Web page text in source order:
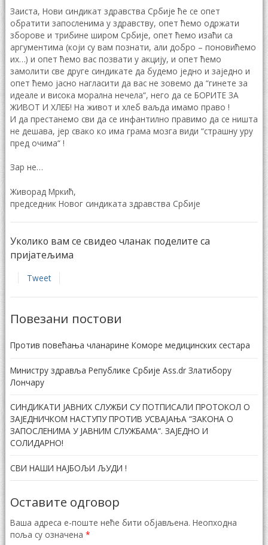
Заиста, Нови синдикат здравства Србије ће се опет
обратити запосленима у здравству, опет ћемо одржати
зборове и трибине широм Србије, опет ћемо изаћи са
аргументима (који су вам познати, али добро – поновићемо
их…) и опет ћемо вас позвати у акцију, и опет ћемо
замолити све друге синдикате да будемо једно и заједно и
опет ћемо јасно нагласити да вас не зовемо да “гинете за
идеале и висока морална нечела“, него да се БОРИТЕ ЗА
ЖИВОТ И ХЛЕБ! На живот и хлеб ваљда имамо право !
И да престанемо сви да се инфантилно правимо да се ништа
не дешава, јер свако ко има грама мозга види “страшну уру
пред очима“ !
Зар не…
Живорад Мркић,
председник Новог синдиката здравства Србије
Уколико вам се свидео чланак поделите са
пријатељима
Tweet
Повезани постови
Против повећања чланарине Коморе медицинских сестара
Министру здравља Републике Србије Ass.dr Златибору
Лончару
СИНДИКАТИ ЈАВНИХ СЛУЖБИ СУ ПОТПИСАЛИ ПРОТОКОЛ О
ЗАЈЕДНИЧКОМ НАСТУПУ ПРОТИВ УСВАЈАЊА “ЗАКОНА О
ЗАПОСЛЕНИМА У ЈАВНИМ СЛУЖБАМА“. ЗАЈЕДНО И
СОЛИДАРНО!
СВИ НАШИ НАЈБОЉИ ЉУДИ !
Оставите одговор
Ваша адреса е-поште неће бити објављена. Неопходна
поља су означена *